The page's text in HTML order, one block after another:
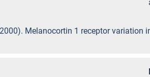
Melanocortin 1 receptor variation